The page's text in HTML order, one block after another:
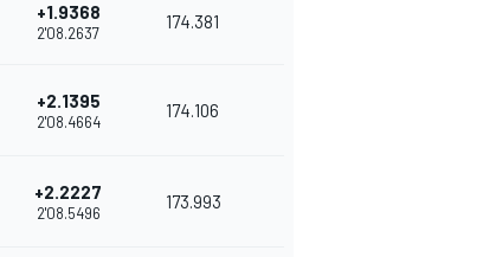
+1.9368
2'08.2637
174.381
+2.1395
2'08.4664
174.106
+2.2227
2'08.5496
173.993